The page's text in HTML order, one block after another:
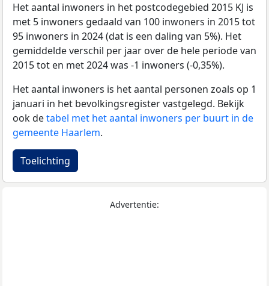
Het aantal inwoners in het postcodegebied 2015 KJ is
met 5 inwoners gedaald van 100 inwoners in 2015 tot
95 inwoners in 2024 (dat is een daling van 5%). Het
gemiddelde verschil per jaar over de hele periode van
2015 tot en met 2024 was -1 inwoners (-0,35%).
Het aantal inwoners is het aantal personen zoals op 1
januari in het bevolkingsregister vastgelegd. Bekijk
ook detabel met het aantal inwoners per buurt in de
gemeente Haarlem.
Toelichting
Advertentie: